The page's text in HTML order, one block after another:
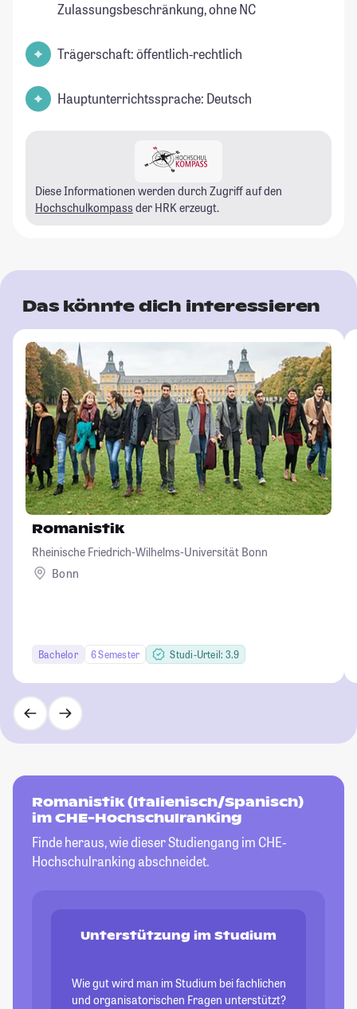
Zulassungsbeschränkung, ohne NC
Trägerschaft: öffentlich-rechtlich
Hauptunterrichtssprache: Deutsch
Diese Informationen werden durch Zugriff auf den
Hochschulkompass der HRK erzeugt.
Das könnte dich interessieren
Romanistik
Rheinische Friedrich-Wilhelms-Universität Bonn
Bonn
Bachelor 6 Semester Studi-Urteil: 3.9
Romanistik (Italienisch/Spanisch)
im CHE-Hochschulranking
Finde heraus, wie dieser Studiengang im CHE-
Hochschulranking abschneidet.
Unterstützung im Studium
Wie gut wird man im Studium bei fachlichen
und organisatorischen Fragen unterstützt?